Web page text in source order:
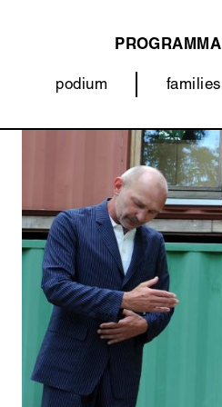
Categorieën
(menu)
podium families
NAVIGATION
PROGRAMMA